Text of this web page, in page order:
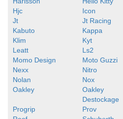
Hjc
Icon
Jt
Jt Racing
Kabuto
Kappa
Klim
Kyt
Leatt
Ls2
Momo Design
Moto Guzzi
Nexx
Nitro
Nolan
Nox
Oakley
Oakley
Destockage
Progrip
Prov